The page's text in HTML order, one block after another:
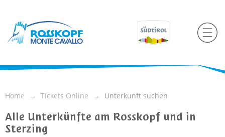
Home Tickets Online Unterkunft suchen
Alle Unterkünfte am Rosskopf und in
Sterzing